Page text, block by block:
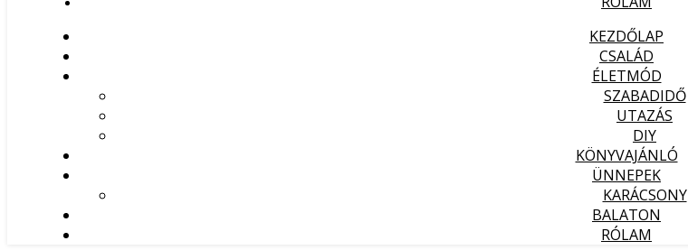
KEZDŐLAP
CSALÁD
ÉLETMÓD
SZABADIDŐ
UTAZÁS
DIY
KÖNYVAJÁNLÓ
ÜNNEPEK
KARÁCSONY
BALATON
RÓLAM